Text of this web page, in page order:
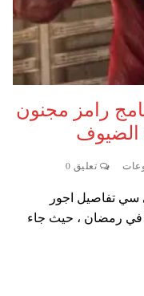
رامز مجنون
تعليق 0
تفاصيل اجور
الفنانين في برنامج رامز مخه طار 2022 في رمضان ، حيث جاء